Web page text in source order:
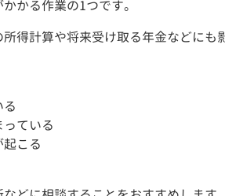
かる作業の1つです。
得計算や将来受け取る年金などにも
ている
こる